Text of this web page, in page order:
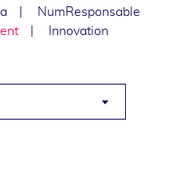
NumResponsable
Innovation